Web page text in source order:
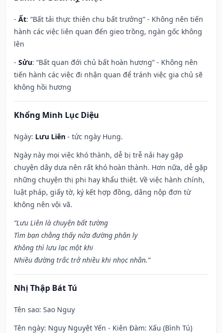
- Ất: “Bất tải thực thiên chu bất trưởng” - Không nên tiến
hành các việc liên quan đến gieo trồng, ngàn gốc không
lên
- Sửu: “Bất quan đới chủ bất hoàn hương” - Không nên
tiến hành các việc đi nhận quan để tránh việc gia chủ sẽ
không hồi hương
Khổng Minh Lục Diệu
Ngày: Lưu Liên - tức ngày Hung.
Ngày này mọi việc khó thành, dễ bị trễ nải hay gặp
chuyện dây dưa nên rất khó hoàn thành. Hơn nữa, dễ gặp
những chuyện thị phi hay khẩu thiệt. Về việc hành chính,
luật pháp, giấy tờ, ký kết hợp đồng, dâng nộp đơn từ
không nên vội vã.
“Lưu Liên là chuyện bất tường
Tìm bạn chẳng thấy nửa đường phân ly
Không thì lưu lạc một khi
Nhiều đường trắc trở nhiều khi nhọc nhằn.”
Nhị Thập Bát Tú
Tên sao: Sao Nguy
Tên ngày: Nguy Nguyệt Yến - Kiên Đàm: Xấu (Bình Tú)